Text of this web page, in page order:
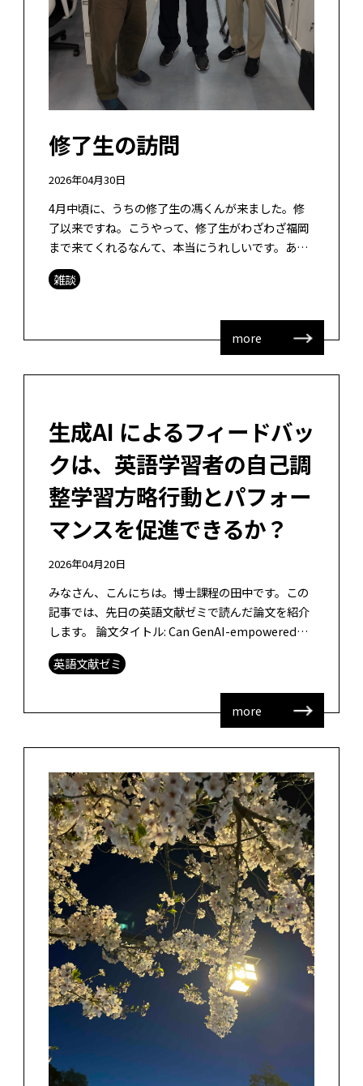
修了生の訪問
2026年04月30日
4月中頃に、うちの修了生の馮くんが来ました。修
了以来ですね。こうやって、修了生がわざわざ福岡
まで来てくれるなんて、本当にうれしいです。あり
がとう。 馮くんはとても優秀な院生でした。うちに
来たときに、「なぜ山田研なの？」と […]
雑談
more
生成AI によるフィードバッ
クは、英語学習者の自己調
整学習方略行動とパフォー
マンスを促進できるか？
2026年04月20日
みなさん、こんにちは。博士課程の田中です。この
記事では、先日の英語文献ゼミで読んだ論文を紹介
します。 論文タイトル: Can GenAI-empowered
feedback promote L2 learners […]
英語文献ゼミ
more